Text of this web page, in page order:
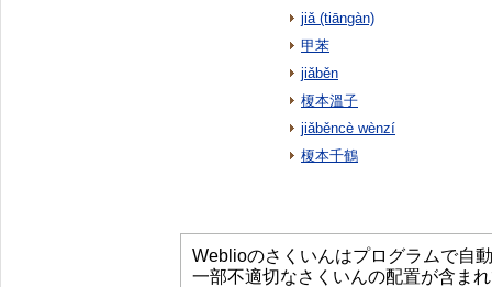
jiǎ (tiāngàn)
甲苯
jiǎběn
榎本溫子
jiǎběncè wènzí
榎本千鶴
Weblioのさくいんはプログラムで自
一部不適切なさくいんの配置が含ま